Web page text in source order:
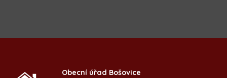
Obecní úřad Bošovice